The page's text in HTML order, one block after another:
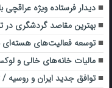
دیدار فرستاده ویژه عراقچی
بهترین مقاصد گردشگری در
توسعه فعالیت‌‌های هسته‌ای
مالیات خانه‌های خالی و
توافق جدید ایران و